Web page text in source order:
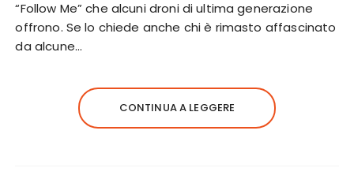
“Follow Me” che alcuni droni di ultima generazione
offrono. Se lo chiede anche chi è rimasto affascinato
da alcune…
CONTINUA A LEGGERE